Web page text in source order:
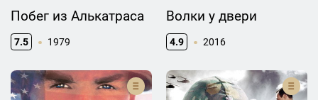
Побег из Алькатраса
7.5 1979
Волки у двери
4.9 2016